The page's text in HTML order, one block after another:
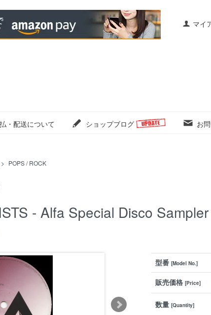
マイ
・配送について ショップブログ お
> POPS / ROCK
- Alfa Special Disco
型番[Model No.]
販売価格[Price]
数量[Quantity]